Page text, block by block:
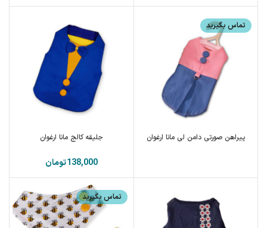
تماس بگیرید
پیراهن صورتی دامن لی مانا ارغوان جلیقه کالج مانا ارغوان
تومان
تماس بگیرید